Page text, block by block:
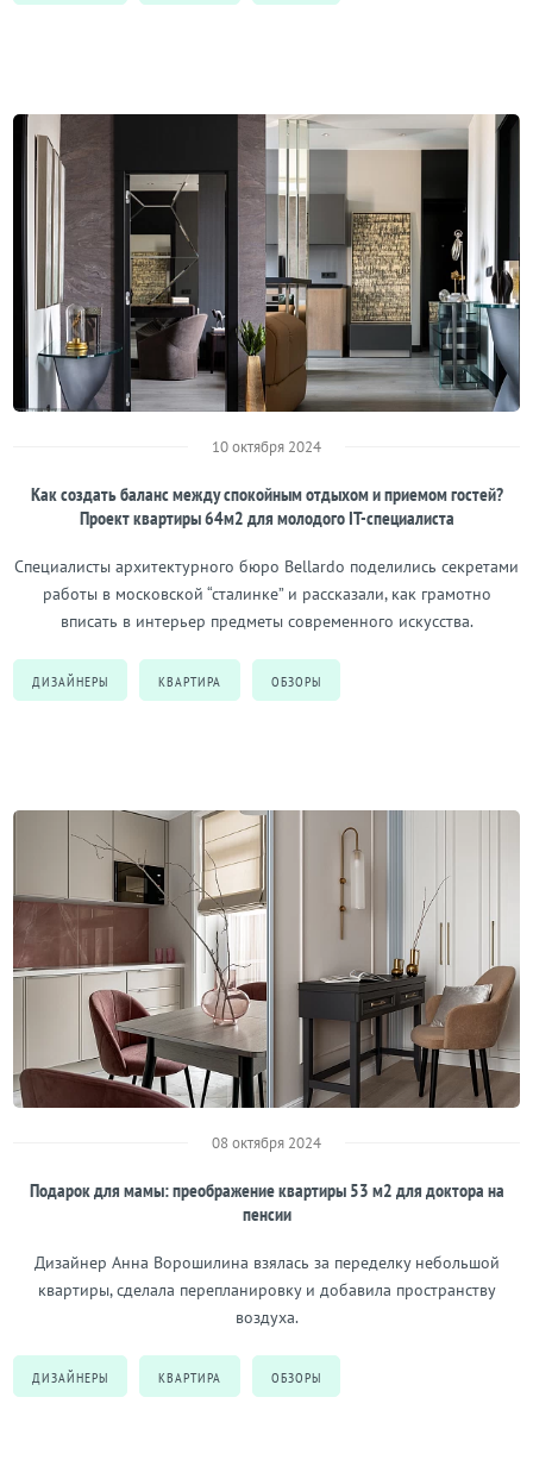
10 октября 2024
Как создать баланс между спокойным отдыхом и приемом гостей?
Проект квартиры 64м2 для молодого IT-специалиста
Специалисты архитектурного бюро Bellardo поделились секретами
работы в московской “сталинке” и рассказали, как грамотно
вписать в интерьер предметы современного искусства.
ДИЗАЙНЕРЫ КВАРТИРА ОБЗОРЫ
08 октября 2024
Подарок для мамы: преображение квартиры 53 м2 для доктора на
пенсии
Дизайнер Анна Ворошилина взялась за переделку небольшой
квартиры, сделала перепланировку и добавила пространству
воздуха.
ДИЗАЙНЕРЫ КВАРТИРА ОБЗОРЫ